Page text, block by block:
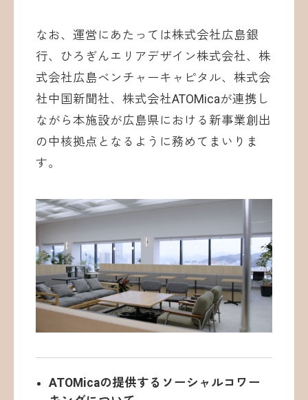
なお、運営にあたっては株式会社広島銀
行、ひろぎんエリアデザイン株式会社、株
式会社広島ベンチャーキャピタル、株式会
社中国新聞社、株式会社ATOMicaが連携し
ながら本施設が広島県における新事業創出
の中核拠点となるように務めてまいりま
す。
ATOMicaの提供するソーシャルコワー